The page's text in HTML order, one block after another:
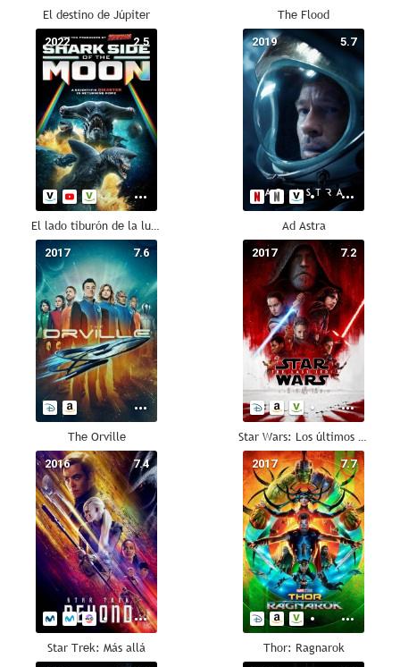
El destino de Júpiter The Flood
2.5
2022
El lado tiburón de la luna
5.7
2019
Ad Astra
7.6
2017
The Orville
7.2
2017
Star Wars: Los últimos Jedi
7.4
2016
Star Trek: Más allá
7.7
2017
Thor: Ragnarok